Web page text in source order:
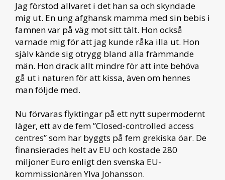
Jag förstod allvaret i det han sa och skyndade
mig ut. En ung afghansk mamma med sin bebis i
famnen var på väg mot sitt tält. Hon också
varnade mig för att jag kunde råka illa ut. Hon
själv kände sig otrygg bland alla främmande
män. Hon drack allt mindre för att inte behöva
gå ut i naturen för att kissa, även om hennes
man följde med.
Nu förvaras flyktingar på ett nytt supermodernt
läger, ett av de fem ”Closed-controlled access
centres” som har byggts på fem grekiska öar. De
finansierades helt av EU och kostade 280
miljoner Euro enligt den svenska EU-
kommissionären Ylva Johansson.